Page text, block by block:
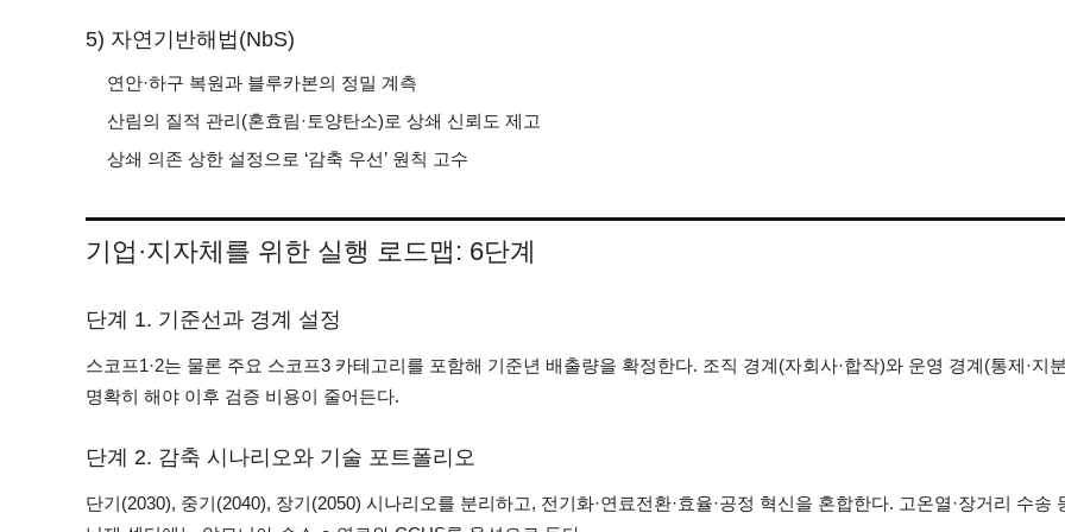
5) 자연기반해법(NbS)
연안·하구 복원과 블루카본의 정밀 계측
산림의 질적 관리(혼효림·토양탄소)로 상쇄 신뢰도 제고
상쇄 의존 상한 설정으로 ‘감축 우선’ 원칙 고수
기업·지자체를 위한 실행 로드맵: 6단계
단계 1. 기준선과 경계 설정
스코프1·2는 물론 주요 스코프3 카테고리를 포함해 기준년 배출량을 확정한다. 조직 경계(자회사·합작)와 운영 경계(통제·지
명확히 해야 이후 검증 비용이 줄어든다.
단계 2. 감축 시나리오와 기술 포트폴리오
단기(2030), 중기(2040), 장기(2050) 시나리오를 분리하고, 전기화·연료전환·효율·공정 혁신을 혼합한다. 고온열·장거리 수송